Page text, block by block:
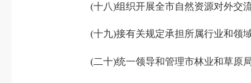
(十八)组织开展全市自然资源对外交流
(十九)接有关规定承担所属行业和领域
(二十)统一领导和管理市林业和草原局